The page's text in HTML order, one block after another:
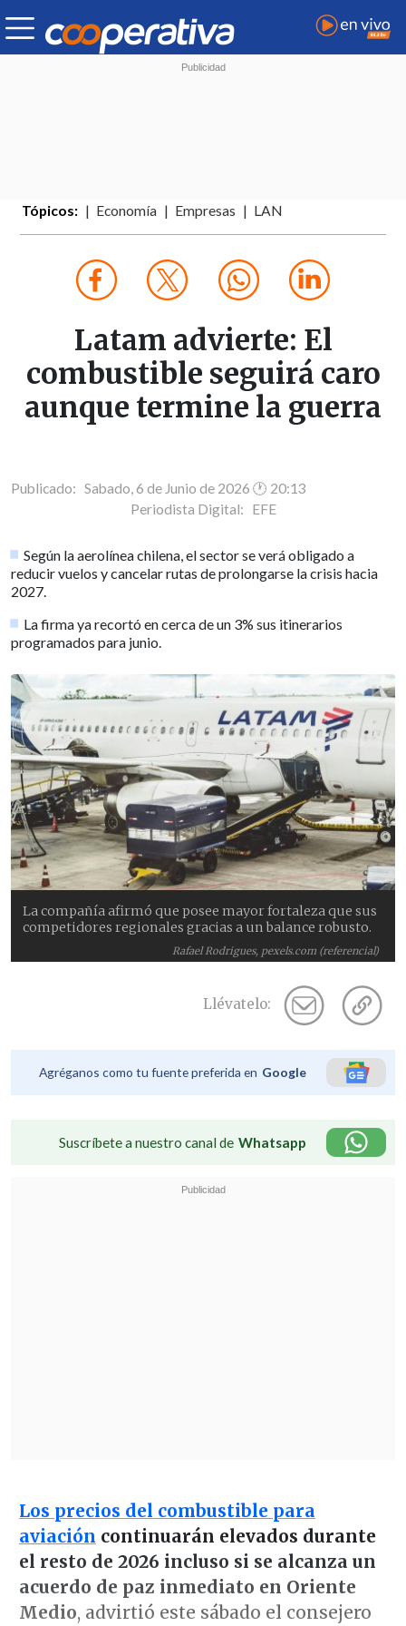
Tópicos: Economía Empresas LAN
Latam advierte: El
combustible seguirá caro
aunque termine la guerra
Publicado: Sabado, 6 de Junio de 2026 🕐 20:13
Periodista Digital: EFE
Según la aerolínea chilena, el sector se verá obligado a
reducir vuelos y cancelar rutas de prolongarse la crisis hacia
2027.
La firma ya recortó en cerca de un 3% sus itinerarios
programados para junio.
Rafael Rodrigues, pexels.com (referencial)
La compañía afirmó que posee mayor fortaleza que sus
competidores regionales gracias a un balance robusto.
Llévatelo:
Agréganos como tu fuente preferida en Google
Suscríbete a nuestro canal de Whatsapp
Los precios del combustible para
aviación continuarán elevados durante
el resto de 2026 incluso si se alcanza un
acuerdo de paz inmediato en Oriente
Medio, advirtió este sábado el consejero